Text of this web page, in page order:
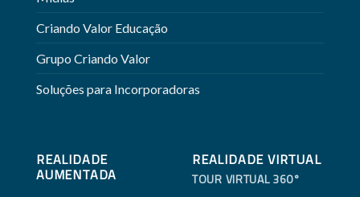
Criando Valor Educação
Grupo Criando Valor
Soluções para Incorporadoras
REALIDADE
AUMENTADA
REALIDADE VIRTUAL
TOUR VIRTUAL 360°